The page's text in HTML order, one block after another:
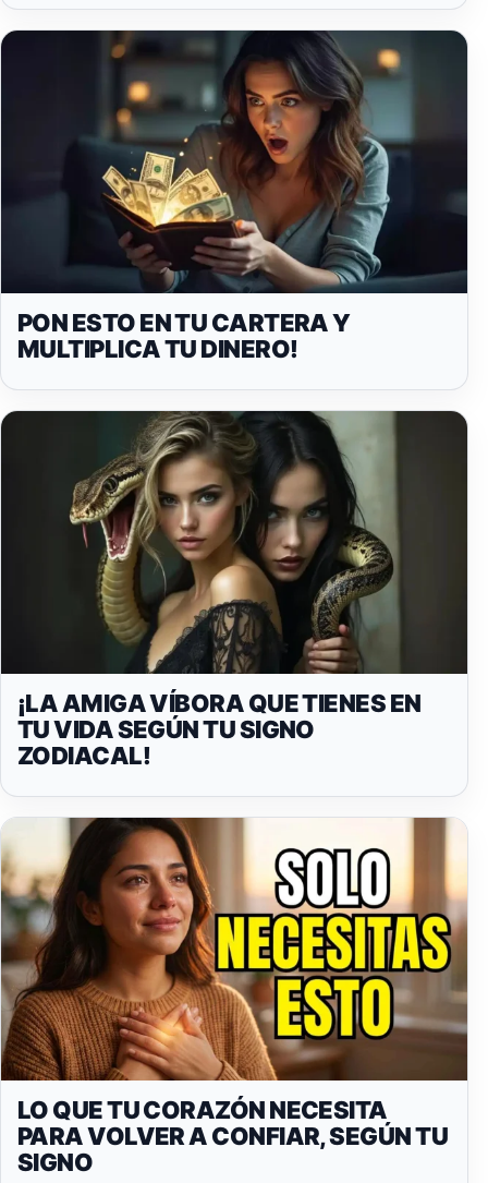
PON ESTO EN TU CARTERA Y
MULTIPLICA TU DINERO!
¡LA AMIGA VÍBORA QUE TIENES EN
TU VIDA SEGÚN TU SIGNO
ZODIACAL!
LO QUE TU CORAZÓN NECESITA
PARA VOLVER A CONFIAR, SEGÚN TU
SIGNO